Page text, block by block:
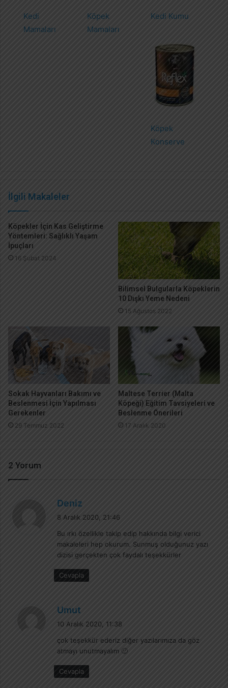
Kedi
Mamaları
Köpek
Mamaları
Kedi Kumu
Köpek
Konserve
İlgili Makaleler
Köpekler İçin Kas Geliştirme
Yöntemleri: Sağlıklı Yaşam
İpuçları
16 Şubat 2024
Bilimsel Bulgularla Köpeklerin
10 Dışkı Yeme Nedeni
15 Ağustos 2022
Sokak Hayvanları Bakımı ve
Beslenmesi İçin Yapılması
Gerekenler
29 Temmuz 2022
Maltese Terrier (Malta
Köpeği) Eğitim Tavsiyeleri ve
Beslenme Önerileri
17 Aralık 2020
2 Yorum
Deniz
i
k
i
:
8 Aralık 2020, 21:46
Bu ırkı özellikle takip edip hakkında bilgi verici
makaleleri hep okurum. Sunmuş olduğunuz yazı
dizisi gerçekten çok faydalı teşekkürler
Cevapla
Umut
i
k
i
:
10 Aralık 2020, 11:38
çok teşekkür ederiz diğer yazılarımıza da göz
atmayı unutmayalım 🙂
Cevapla